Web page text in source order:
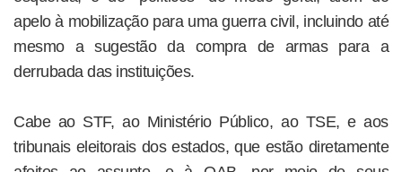
apelo à mobilização para uma guerra civil, incluindo até
mesmo a sugestão da compra de armas para a
derrubada das instituições.
Cabe ao STF, ao Ministério Público, ao TSE, e aos
tribunais eleitorais dos estados, que estão diretamente